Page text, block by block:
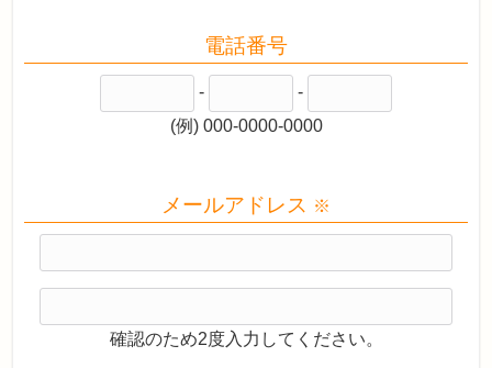
電話番号
-
-
(例) 000-0000-0000
メールアドレス ※
確認のため2度入力してください。